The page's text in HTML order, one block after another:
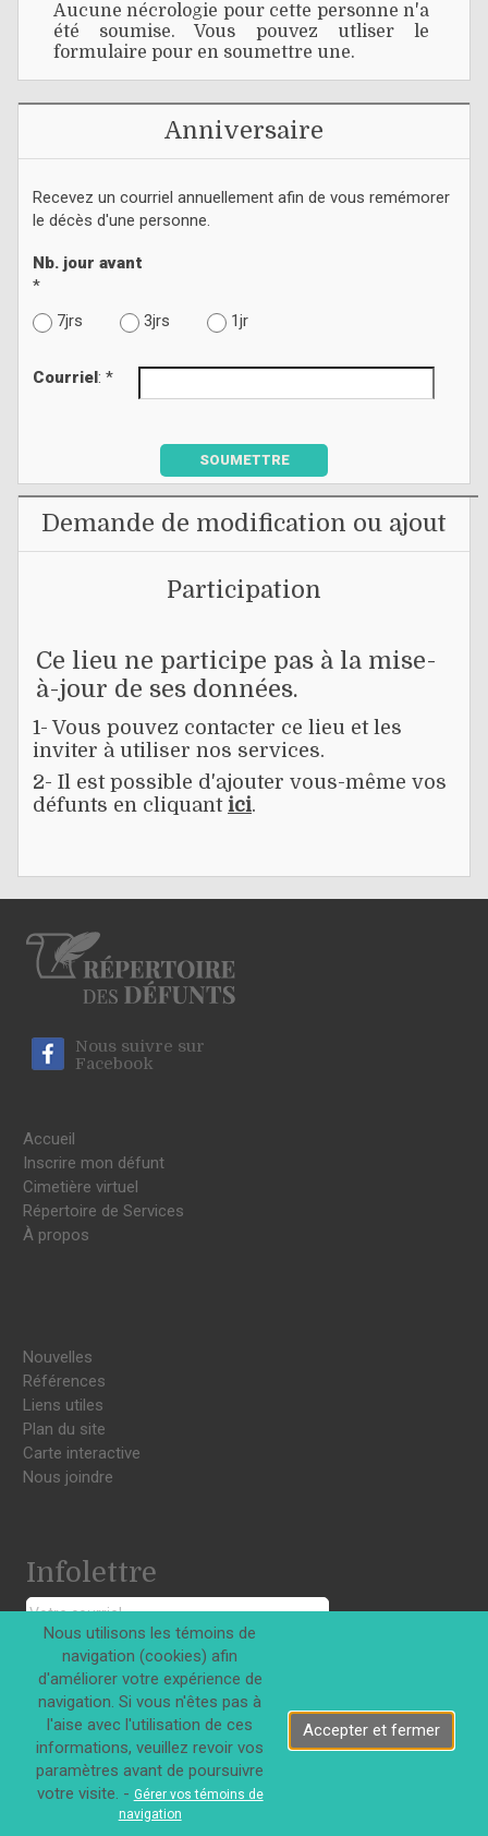
Aucune nécrologie pour cette personne n'a
été soumise. Vous pouvez utliser le
formulaire pour en soumettre une.
Anniversaire
Recevez un courriel annuellement afin de vous remémorer
le décès d'une personne.
Nb. jour avant
*
7jrs
3jrs 1jr
Courriel : *
SOUMETTRE
Demande de modification ou ajout
Participation
Ce lieu ne participe pas à la mise-
à-jour de ses données.
1- Vous pouvez contacter ce lieu et les
inviter à utiliser nos services.
2- Il est possible d'ajouter vous-même vos
défunts en cliquant ici.
Nous suivre sur
Facebook
Accueil
Inscrire mon défunt
Cimetière virtuel
Répertoire de Services
À propos
Nouvelles
Références
Liens utiles
Plan du site
Carte interactive
Nous joindre
Infolettre
S'INSCRIRE
Tous droits réservés © Innovations DJD Inc. 2026
Nous utilisons les témoins de
navigation (cookies) afin
d'améliorer votre expérience de
navigation. Si vous n'êtes pas à
l'aise avec l'utilisation de ces
informations, veuillez revoir vos
paramètres avant de poursuivre
votre visite. - Gérer vos témoins de
navigation
Accepter et fermer